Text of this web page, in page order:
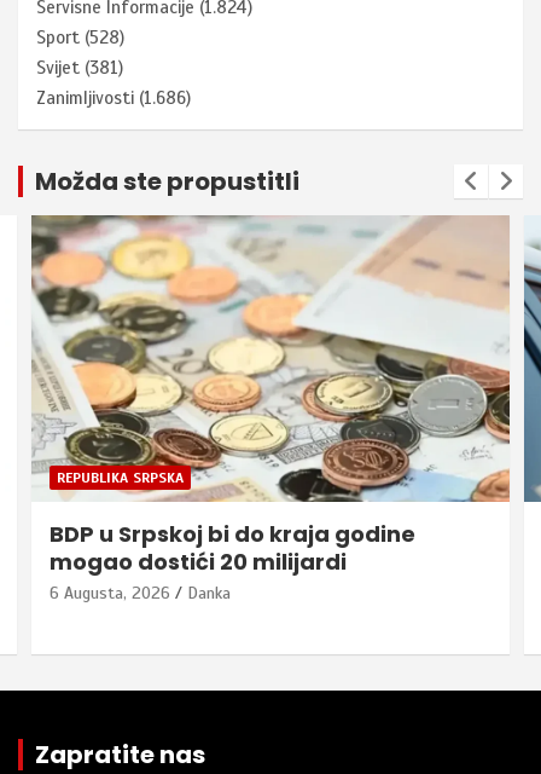
Servisne Informacije (1.824)
Sport (528)
Svijet (381)
Zanimljivosti (1.686)
Možda ste propustitli
REPUBLIKA SRPSKA
BDP u Srpskoj bi do kraja godine
mogao dostići 20 milijardi
6 Augusta, 2026 Danka
Zapratite nas